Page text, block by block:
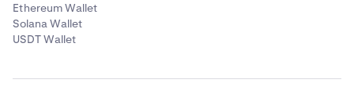
Ethereum Wallet
Solana Wallet
USDT Wallet